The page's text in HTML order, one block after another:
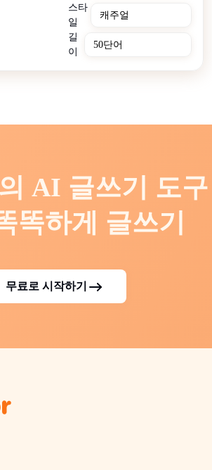
스타
일
길
이
AI 글쓰기 도구
똑하게 글쓰기
무료로 시작하기